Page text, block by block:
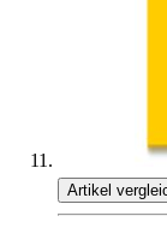
Artikel